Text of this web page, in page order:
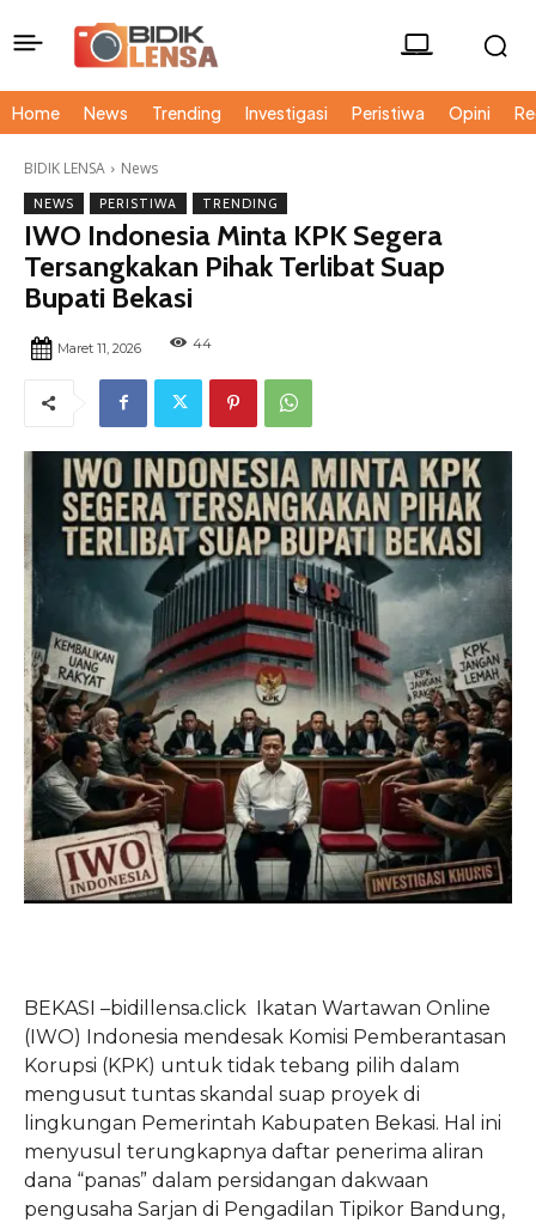
Home News Trending Investigasi Peristiwa Opini
BIDIK LENSA News
NEWS PERISTIWA TRENDING
IWO Indonesia Minta KPK Segera
Tersangkakan Pihak Terlibat Suap
Bupati Bekasi
Maret 11, 2026 44
​BEKASI –bidillensa.click Ikatan Wartawan Online
(IWO) Indonesia mendesak Komisi Pemberantasan
Korupsi (KPK) untuk tidak tebang pilih dalam
mengusut tuntas skandal suap proyek di
lingkungan Pemerintah Kabupaten Bekasi. Hal ini
menyusul terungkapnya daftar penerima aliran
dana “panas” dalam persidangan dakwaan
pengusaha Sarjan di Pengadilan Tipikor Bandung,